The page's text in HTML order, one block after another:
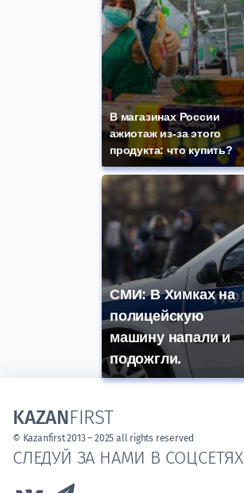
В магазинах России
ажиотаж из-за этого
продукта: что купить?
СМИ: В Химках на
полицейскую
машину напали и
подожгли.
СЛЕДУЙ ЗА НАМИ В СОЦСЕТЯХ
KAZANFIRST
© Kazanfirst 2013 – 2025 all rights reserved